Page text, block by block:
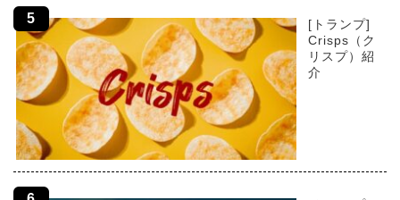
[トランプ]
Crisps（ク
リスプ）紹
介